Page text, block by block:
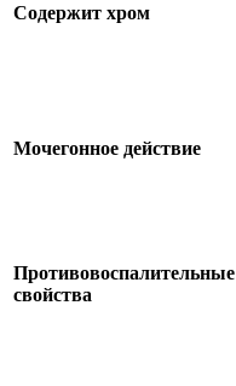
Содержит хром
Мочегонное действие
Противовоспалительные
свойства